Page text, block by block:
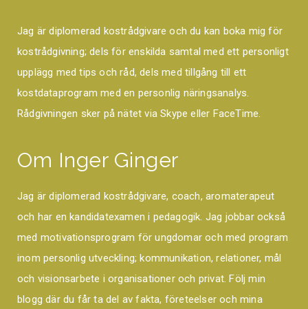
Jag är diplomerad kostrådgivare och du kan boka mig för
kostrådgivning; dels för enskilda samtal med ett personligt
upplägg med tips och råd, dels med tillgång till ett
kostdataprogram med en personlig näringsanalys.
Rådgivningen sker på nätet via Skype eller FaceTime.
Om Inger Ginger
Jag är diplomerad kostrådgivare, coach, aromaterapeut
och har en kandidatexamen i pedagogik. Jag jobbar också
med motivationsprogram för ungdomar och med program
inom personlig utveckling; kommunikation, relationer, mål
och visionsarbete i organisationer och privat. Följ min
blogg där du får ta del av fakta, företeelser och mina